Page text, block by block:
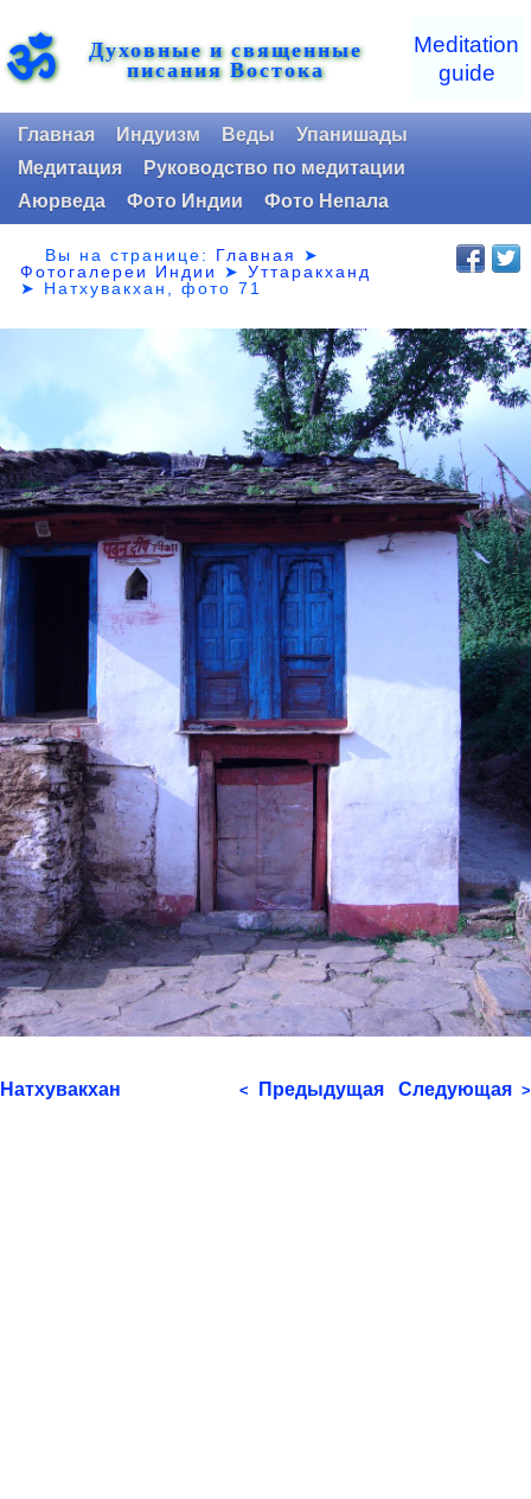
ॐ Духовные и священные
писания Востока
Meditation
guide
Главная Индуизм Веды
Упанишады
Медитация
Руководство по медитации
Аюрведа
Фото Индии Фото Непала
Вы на странице: Главная
➤
Фотогалереи Индии
➤Уттаракханд
➤ Натхувакхан, фото 71
Натхувакхан < Предыдущая Следующая >